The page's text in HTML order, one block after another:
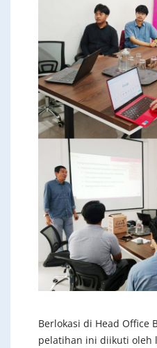
Berlokasi di Head Office
pelatihan ini diikuti oleh